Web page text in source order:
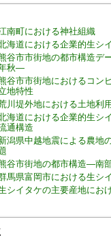
南町における神社組織
海道における企業的生シ
谷市市街地の都市構造デ
秋―
谷市市街地におけるコン
地特性
川堤外地における土地利
海道における企業的生シ
通構造
潟県中越地震による農地
谷市街地の都市構造―南
馬県富岡市における生シ
シイタケの主要産地にお